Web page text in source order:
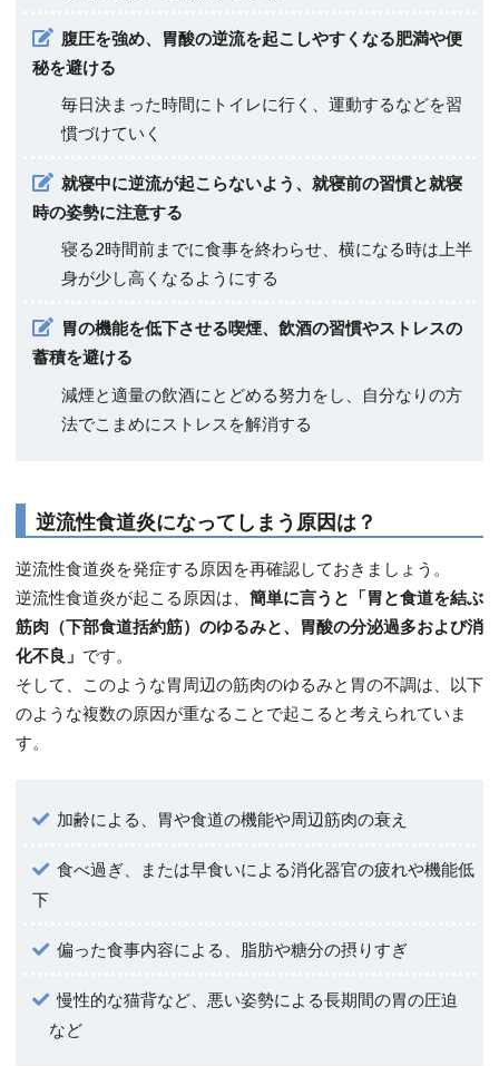
腹圧を強め、胃酸の逆流を起こしやすくなる肥満や便
秘を避ける
毎日決まった時間にトイレに行く、運動するなどを習
慣づけていく
就寝中に逆流が起こらないよう、就寝前の習慣と就寝
時の姿勢に注意する
寝る2時間前までに食事を終わらせ、横になる時は上半
身が少し高くなるようにする
胃の機能を低下させる喫煙、飲酒の習慣やストレスの
蓄積を避ける
減煙と適量の飲酒にとどめる努力をし、自分なりの方
法でこまめにストレスを解消する
逆流性食道炎になってしまう原因は？
逆流性食道炎を発症する原因を再確認しておきましょう。
逆流性食道炎が起こる原因は、 簡単に言うと「胃と食道を結ぶ
筋肉（下部食道括約筋）のゆるみと、胃酸の分泌過多および消
化不良」 です。
そして、このような胃周辺の筋肉のゆるみと胃の不調は、以下
のような複数の原因が重なることで起こると考えられていま
す。
加齢による、胃や食道の機能や周辺筋肉の衰え
食べ過ぎ、または早食いによる消化器官の疲れや機能低
下
偏った食事内容による、脂肪や糖分の摂りすぎ
慢性的な猫背など、悪い姿勢による長期間の胃の圧迫
など